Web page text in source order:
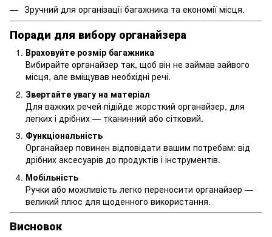
Зручний для організації багажника та економії місця.
Поради для вибору органайзера
Враховуйте розмір багажника
Вибирайте органайзер так, щоб він не займав зайвого
місця, але вміщував необхідні речі.
Звертайте увагу на матеріал
Для важких речей підійде жорсткий органайзер, для
легких і дрібних — тканинний або сітковий.
Функціональність
Органайзер повинен відповідати вашим потребам: від
дрібних аксесуарів до продуктів і інструментів.
Мобільність
Ручки або можливість легко переносити органайзер —
великий плюс для щоденного використання.
Висновок